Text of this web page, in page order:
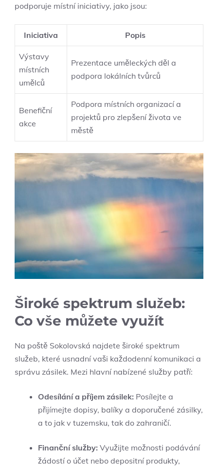
podporuje místní iniciativy, jako jsou:
Iniciativa Popis
Výstavy
místních
umělců
Prezentace uměleckých děl a
podpora lokálních tvůrců
Benefiční
akce
Podpora místních organizací a
projektů pro zlepšení života ve
městě
Široké spektrum služeb:
Co vše můžete využít
Na poště Sokolovská najdete široké spektrum
služeb, které usnadní vaši každodenní komunikaci a
správu zásilek. Mezi hlavní nabízené služby patří:
Odesílání a příjem zásilek: Posílejte a
přijímejte dopisy, balíky a doporučené zásilky,
a to jak v tuzemsku, tak do zahraničí.
Finanční služby: Využijte možnosti podávání
žádostí o účet nebo depositní produkty,